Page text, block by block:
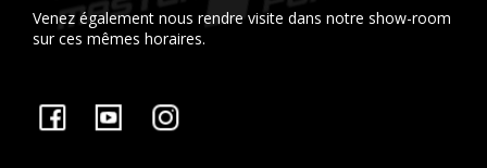
Venez également nous rendre visite dans notre show-room
sur ces mêmes horaires.
Facebook YouTube